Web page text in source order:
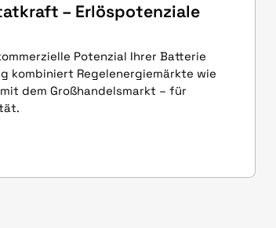
– Erlöspotenziale
Potenzial Ihrer Batterie
kombiniert Regelenergiemärkte wie
dem Großhandelsmarkt – für